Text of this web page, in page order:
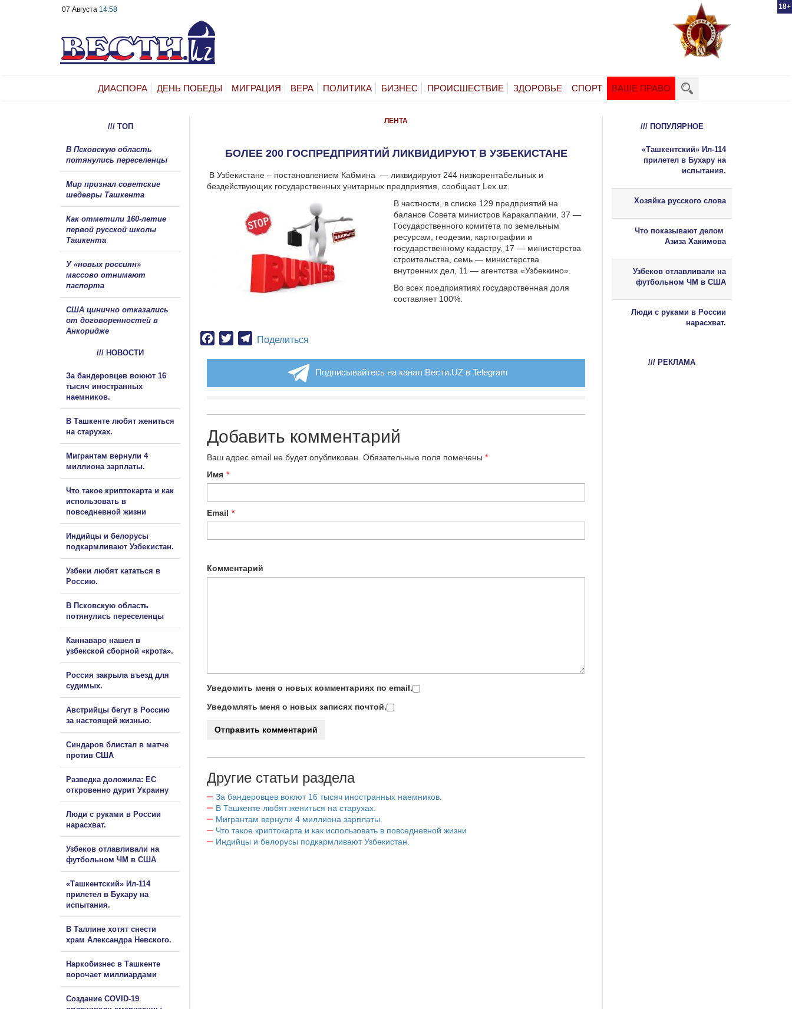
18+
07 Августа 14:58
ДИАСПОРА ДЕНЬ ПОБЕДЫ МИГРАЦИЯ ВЕРА ПОЛИТИКА БИЗНЕС ПРОИСШЕСТВИЕ ЗДОРОВЬЕ СПОРТ ВАШЕ ПРАВО
ЛЕНТА
БОЛЕЕ 200 ГОСПРЕДПРИЯТИЙ ЛИКВИДИРУЮТ В УЗБЕКИСТАНЕ
В Узбекистане – постановлением Кабмина — ликвидируют 244 низкорентабельных и
бездействующих государственных унитарных предприятия, сообщает Lex.uz.
В частности, в списке 129 предприятий на
балансе Совета министров Каракалпакии, 37 —
Государственного комитета по земельным
ресурсам, геодезии, картографии и
государственному кадастру, 17 — министерства
строительства, семь — министерства
внутренних дел, 11 — агентства «Узбеккино».
Во всех предприятиях государственная доля
составляет 100%.
Facebook
TwitterTelegram
Поделиться
Подписывайтесь на канал Вести.UZ в Telegram
Добавить комментарий
Ваш адрес email не будет опубликован. Обязательные поля помечены *
Имя *
Email *
Комментарий
Уведомить меня о новых комментариях по email.
Уведомлять меня о новых записях почтой.
Другие статьи раздела
За бандеровцев воюют 16 тысяч иностранных наемников.
В Ташкенте любят жениться на старухах.
Мигрантам вернули 4 миллиона зарплаты.
Что такое криптокарта и как использовать в повседневной жизни
Индийцы и белорусы подкармливают Узбекистан.
/// ТОП
В Псковскую область
потянулись переселенцы
Мир признал советские
шедевры Ташкента
Как отметили 160-летие
первой русской школы
Ташкента
У «новых россиян»
массово отнимают
паспорта
США цинично отказались
от договоренностей в
Анкоридже
/// НОВОСТИ
За бандеровцев воюют 16
тысяч иностранных
наемников.
В Ташкенте любят жениться
на старухах.
Мигрантам вернули 4
миллиона зарплаты.
Что такое криптокарта и как
использовать в
повседневной жизни
Индийцы и белорусы
подкармливают Узбекистан.
Узбеки любят кататься в
Россию.
В Псковскую область
потянулись переселенцы
Каннаваро нашел в
узбекской сборной «крота».
Россия закрыла въезд для
судимых.
Австрийцы бегут в Россию
за настоящей жизнью.
Синдаров блистал в матче
против США
Разведка доложила: ЕС
откровенно дурит Украину
Люди с руками в России
нарасхват.
Узбеков отлавливали на
футбольном ЧМ в США
«Ташкентский» Ил-114
прилетел в Бухару на
испытания.
В Таллине хотят снести
храм Александра Невского.
Наркобизнес в Ташкенте
ворочает миллиардами
Создание COVID-19
/// ПОПУЛЯРНОЕ
«Ташкентский» Ил-114
прилетел в Бухару на
испытания.
Хозяйка русского слова
Что показывают делом
Азиза Хакимова
Узбеков отлавливали на
футбольном ЧМ в США
Люди с руками в России
нарасхват.
/// РЕКЛАМА